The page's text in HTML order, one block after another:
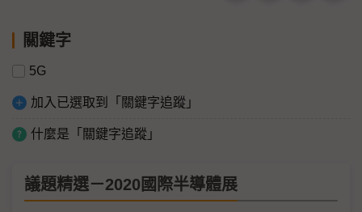
關鍵字
5G
加入已選取到「關鍵字追蹤」
什麼是「關鍵字追蹤」
議題精選－2020國際半導體展